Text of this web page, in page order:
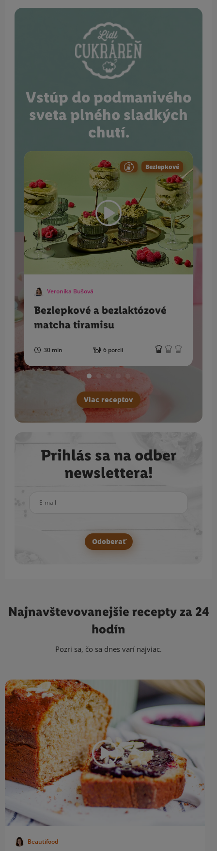
Vstúp do podmanivého
sveta plného sladkých
chutí.
Bezlepkové
Veronika Bušová
Bezlepkové a bezlaktózové
matcha tiramisu
30 min 6 porcií
Viac receptov
Prihlás sa na odber
newslettera!
Odoberať
Najnavštevovanejšie recepty za 24
hodín
Pozri sa, čo sa dnes varí najviac.
Beautifood